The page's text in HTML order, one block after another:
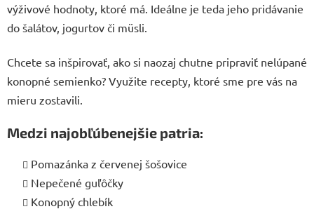
výživové hodnoty, ktoré má. Ideálne je teda jeho pridávanie
do šalátov, jogurtov či müsli.
Chcete sa inšpirovať, ako si naozaj chutne pripraviť nelúpané
konopné semienko? Využite recepty, ktoré sme pre vás na
mieru zostavili.
Medzi najobľúbenejšie patria:
Pomazánka z červenej šošovice
Nepečené guľôčky
Konopný chlebík